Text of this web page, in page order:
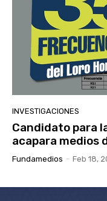
INVESTIGACIONES
Candidato para
acapara medios
Fundamedios - Feb 18,